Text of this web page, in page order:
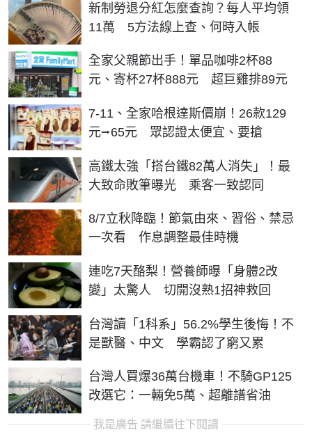
新制勞退分紅怎麼查詢？每人平均領
11萬 5方法線上查、何時入帳
全家父親節出手！單品咖啡2杯88
元、寄杯27杯888元 超巨雞排89元
7-11、全家哈根達斯價崩！26款129
元⭢65元 眾認證太便宜、要搶
高鐵太強「搭台鐵82萬人消失」！最
大致命敗筆曝光 乘客一致認同
8/7立秋降臨！節氣由來、習俗、禁忌
一次看 作息調整最佳時機
連吃7天酪梨！營養師曝「身體2改
變」太驚人 切開沒熟1招神救回
台灣讀「1科系」56.2%學生後悔！不
是獸醫、中文 學霸認了窮又累
台灣人買爆36萬台機車！不騎GP125
改選它：一輛免5萬、超離譜省油
我是廣告 請繼續往下閱讀